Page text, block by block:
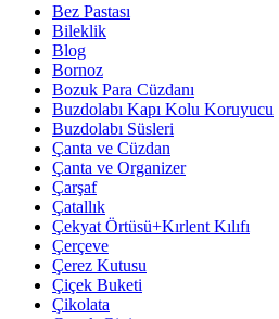
Bez Pastası
Bileklik
Blog
Bornoz
Bozuk Para Cüzdanı
Buzdolabı Kapı Kolu Koruyucu
Buzdolabı Süsleri
Çanta ve Cüzdan
Çanta ve Organizer
Çarşaf
Çatallık
Çekyat Örtüsü+Kırlent Kılıfı
Çerçeve
Çerez Kutusu
Çiçek Buketi
Çikolata